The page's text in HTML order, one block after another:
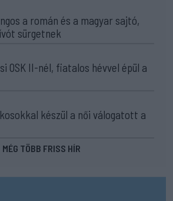
a román és a magyar sajtó,
sürgetnek
OSK II-nél, fiatalos hévvel épül a
készül a női válogatott a
MÉG TÖBB FRISS HÍR